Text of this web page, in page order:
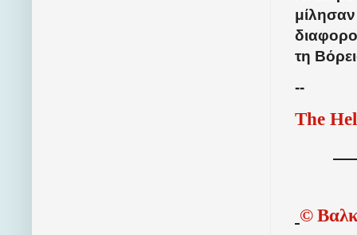
τη
--
The
©